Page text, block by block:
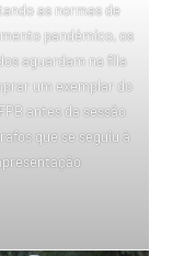
as normas de
pandémico, os
aguardam na fila
um exemplar do
antes da sessão
que se seguiu à